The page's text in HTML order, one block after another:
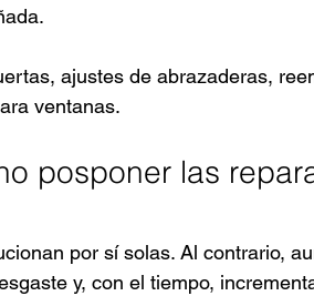
ajustes de abrazaderas,
ventanas.
posponer las
por sí solas. Al contrario,
y, con el tiempo,